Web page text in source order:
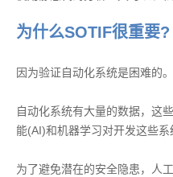
为什么SOTIF很重要?
因为验证自动化系统是困难的。
自动化系统有大量的数据，这
能(AI)和机器学习对开发这些系
为了避免潜在的安全隐患，人